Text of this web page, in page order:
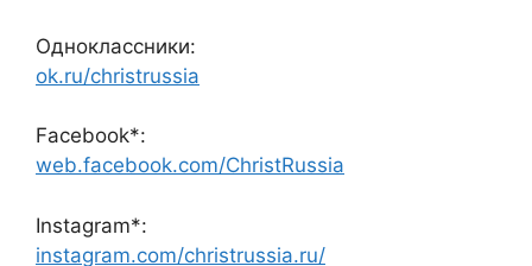
Одноклассники:
ok.ru/christrussia
Facebook*:
web.facebook.com/ChristRussia
Instagram*:
instagram.com/christrussia.ru/